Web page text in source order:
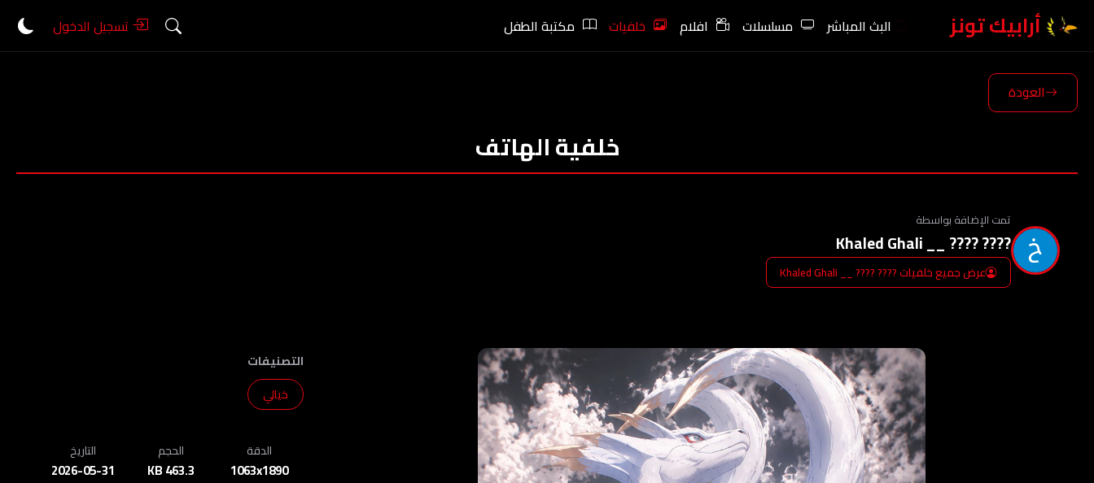
أرابيك تونز البث المباشر مسلسلات افلام خلفيات مكتبة الطفل تسجيل الدخول
العودة
خلفية الهاتف
تمت الإضافة بواسطة
???? ???? __ Khaled Ghali
عرض جميع خلفيات ???? ???? __ Khaled Ghali
التصنيفات
خيالي
الدقة
1063x1890
الحجم
463.3 KB
التاريخ
2026-05-31